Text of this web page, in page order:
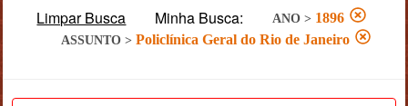
Limpar Busca Minha Busca: ANO > 1896
ASSUNTO> Policlínica Geral do Rio de Janeiro